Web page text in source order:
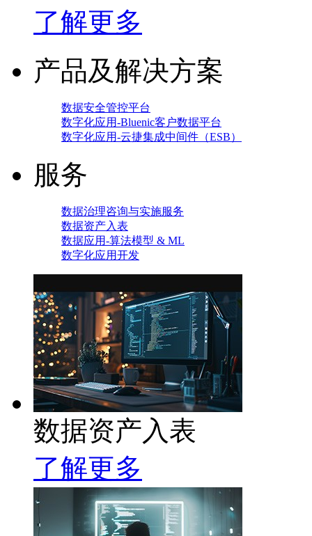
了解更多
产品及解决方案
数据安全管控平台
数字化应用-Bluenic客户数据平台
数字化应用-云捷集成中间件（ESB）
服务
数据治理咨询与实施服务
数据资产入表
数据应用-算法模型 & ML
数字化应用开发
数据资产入表
了解更多